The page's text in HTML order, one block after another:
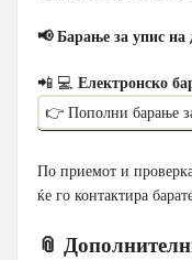
📢 Барање за упис на
📲 💻 Електронско
👉 Пополни барање
По приемот и
ќе го контактира
📎